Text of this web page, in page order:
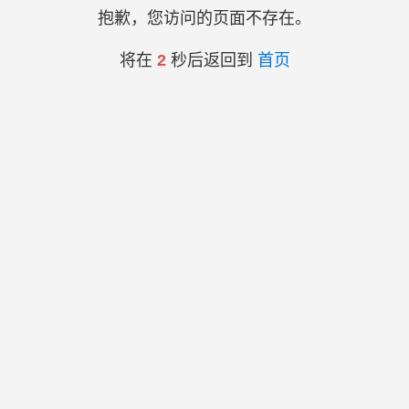
抱歉，您访问的页面不存在。
将在 2秒后返回到 首页